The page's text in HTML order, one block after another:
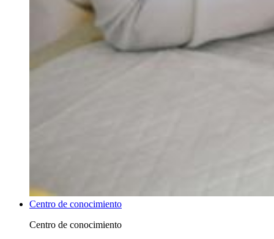
Centro de conocimiento
Centro de conocimiento